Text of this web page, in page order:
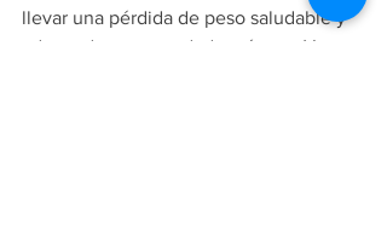
llevar una pérdida de peso saludable y
adecuada para tu edad y género. Ya